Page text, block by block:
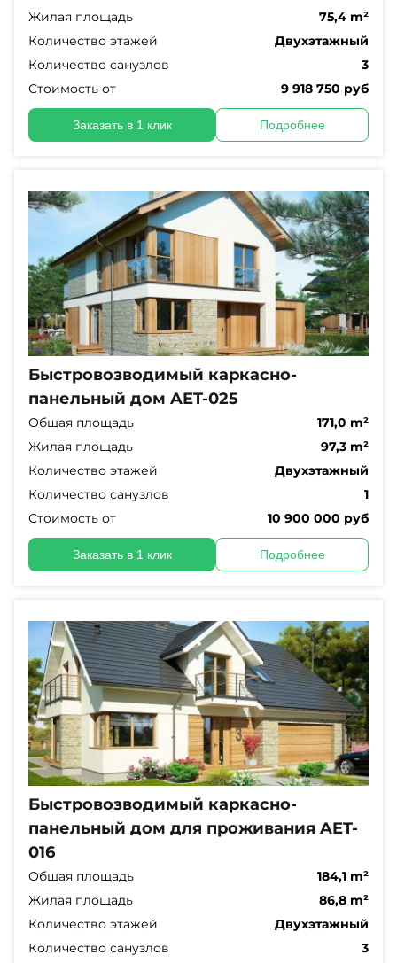
Жилая площадь
75,4 m²
Количество этажей
Двухэтажный
Количество санузлов
3
Стоимость от
9 918 750 руб
Заказать в 1 клик Подробнее
Быстровозводимый каркасно-
панельный дом AET-025
Общая площадь
171,0 m²
Жилая площадь
97,3 m²
Количество этажей
Двухэтажный
Количество санузлов
1
Стоимость от
10 900 000 руб
Заказать в 1 клик Подробнее
Быстровозводимый каркасно-
панельный дом для проживания AET-
016
Общая площадь
184,1 m²
Жилая площадь
86,8 m²
Количество этажей
Двухэтажный
Количество санузлов
3